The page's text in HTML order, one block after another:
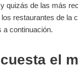
quizás de las más
restaurantes de la
continuación.
el